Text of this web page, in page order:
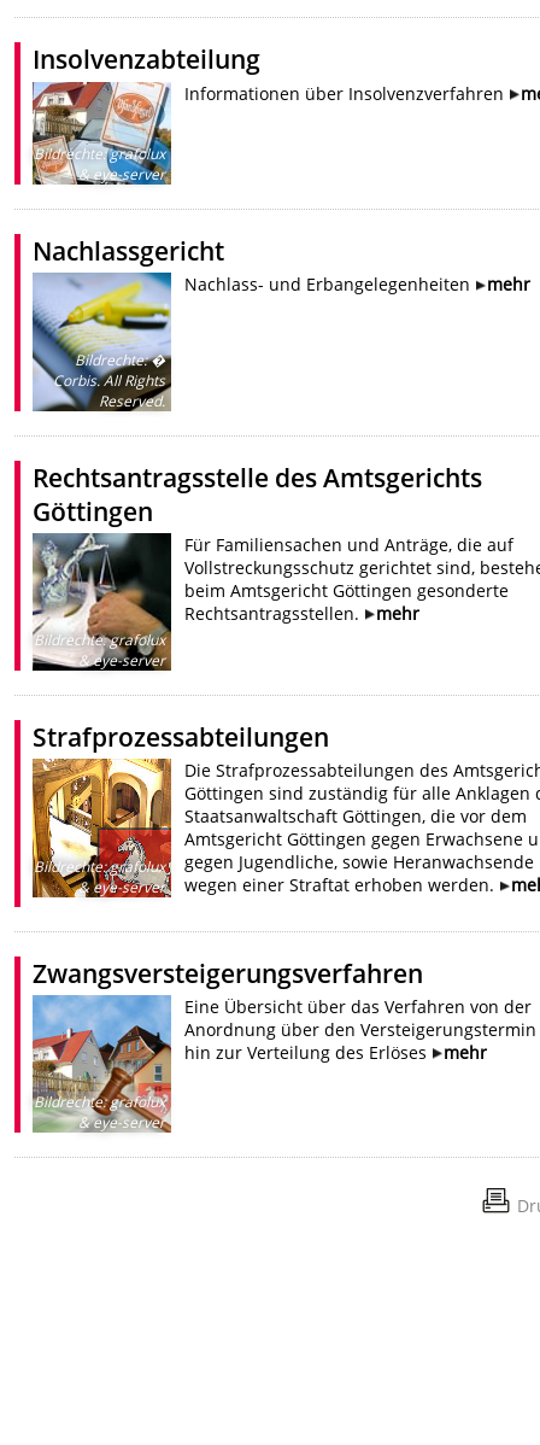
Insolvenzabteilung
Bildrechte:grafolux
& eye-server
Informationen über Insolvenzverfahren
Nachlassgericht
Bildrechte:�
Corbis. All Rights
Reserved.
Nachlass- und Erbangelegenheiten mehr
Rechtsantragsstelle des Amtsgerichts
Göttingen
Bildrechte:grafolux
& eye-server
Für Familiensachen und Anträge, die auf
Vollstreckungsschutz gerichtet sind,
beim Amtsgericht Göttingen gesonderte
Rechtsantragsstellen.
mehr
Strafprozessabteilungen
Bildrechte:grafolux
& eye-server
Die Strafprozessabteilungen des
Göttingen sind zuständig für alle Anklagen
Staatsanwaltschaft Göttingen, die vor dem
Amtsgericht Göttingen gegen Erwachsene
gegen Jugendliche, sowie Heranwachsende
wegen einer Straftat erhoben werden.
Zwangsversteigerungsverfahren
Bildrechte:grafolux
& eye-server
Eine Übersicht über das Verfahren von der
Anordnung über den
hin zur Verteilung des Erlöses
mehr